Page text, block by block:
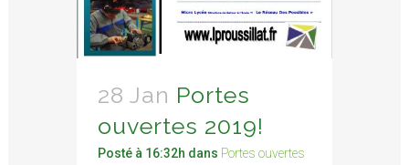
28 Jan Portes
ouvertes 2019!
Posté à 16:32h dans Portes ouvertes